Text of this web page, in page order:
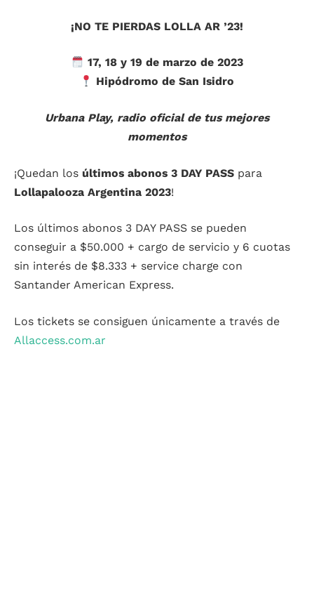
¡NO TE PIERDAS LOLLA AR ’23!
17, 18 y 19 de marzo de 2023
Hipódromo de San Isidro
Urbana Play, radio oficial de tus mejores
momentos
¡Quedan los últimos abonos 3 DAY PASS para
Lollapalooza Argentina 2023!
Los últimos abonos 3 DAY PASS se pueden
conseguir a $50.000 + cargo de servicio y 6 cuotas
sin interés de $8.333 + service charge con
Santander American Express.
Los tickets se consiguen únicamente a través de
Allaccess.com.ar